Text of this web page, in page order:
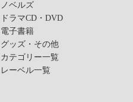
ノベルズ
ドラマCD・DVD
電子書籍
グッズ・その他
カテゴリー一覧
レーベル一覧